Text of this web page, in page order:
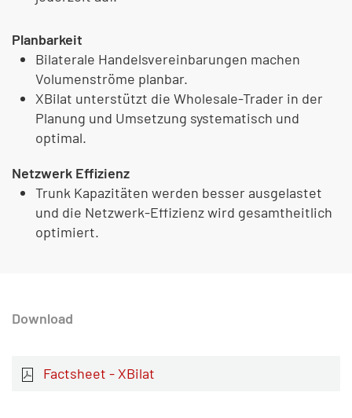
Planbarkeit
Bilaterale Handelsvereinbarungen machen
Volumenströme planbar.
XBilat unterstützt die Wholesale-Trader in der
Planung und Umsetzung systematisch und
optimal.
Netzwerk Effizienz
Trunk Kapazitäten werden besser ausgelastet
und die Netzwerk-Effizienz wird gesamtheitlich
optimiert.
Download
Factsheet - XBilat